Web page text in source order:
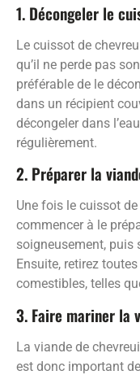
1. Décongeler le
Le cuissot de
qu’il ne perde pas
préférable de le
dans un récipient
décongeler dans
régulièrement.
2. Préparer la
Une fois le cuissot
commencer à le
soigneusement, puis
Ensuite, retirez
comestibles, telles
3. Faire mariner la
La viande de
est donc important